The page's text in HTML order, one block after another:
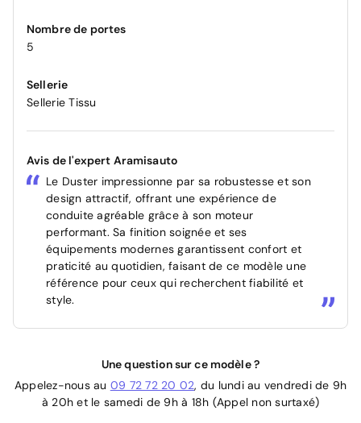
Nombre de portes
5
Sellerie
Sellerie Tissu
Avis de l'expert Aramisauto
Le Duster impressionne par sa robustesse et son
design attractif, offrant une expérience de
conduite agréable grâce à son moteur
performant. Sa finition soignée et ses
équipements modernes garantissent confort et
praticité au quotidien, faisant de ce modèle une
référence pour ceux qui recherchent fiabilité et
style.
Une question sur ce modèle ?
Appelez-nous au 09 72 72 20 02, du lundi au vendredi de 9h
à 20h et le samedi de 9h à 18h (Appel non surtaxé)